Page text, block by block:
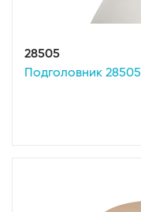
28505
Подголовник 28505